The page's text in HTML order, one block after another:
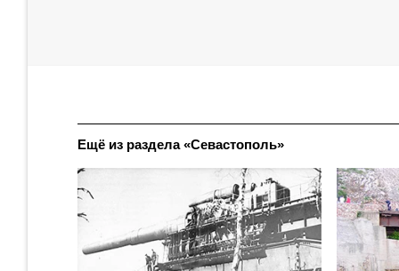
Ещё из раздела «Севастополь»